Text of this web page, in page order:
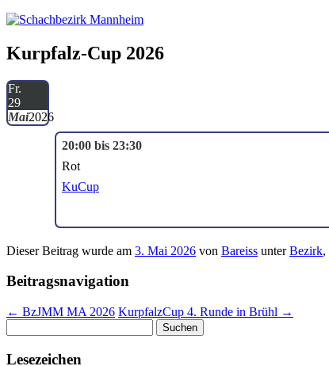
Kurpfalz-Cup 2026
Fr.
29
Mai2026
20:00 bis 23:30
Rot
KuCup
Dieser Beitrag wurde am 3. Mai 2026 von Bareiss unterBezirk,
Beitragsnavigation
← BzJMM MA 2026 KurpfalzCup 4. Runde in Brühl →
nach:
Lesezeichen